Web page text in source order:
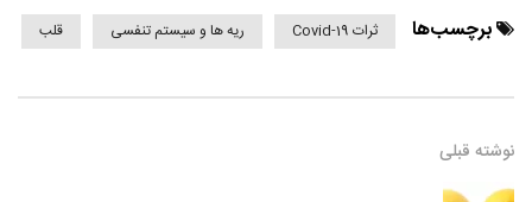
برچسب‌ها ثرات Covid-19 ریه ها و سیستم تنفسی قلب
نوشته قبلی